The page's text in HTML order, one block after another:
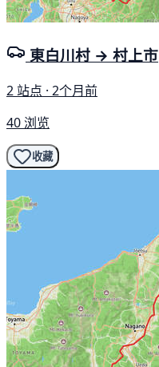
東白川村 → 村上市
2 站点 · 2个月前
40 浏览
收藏